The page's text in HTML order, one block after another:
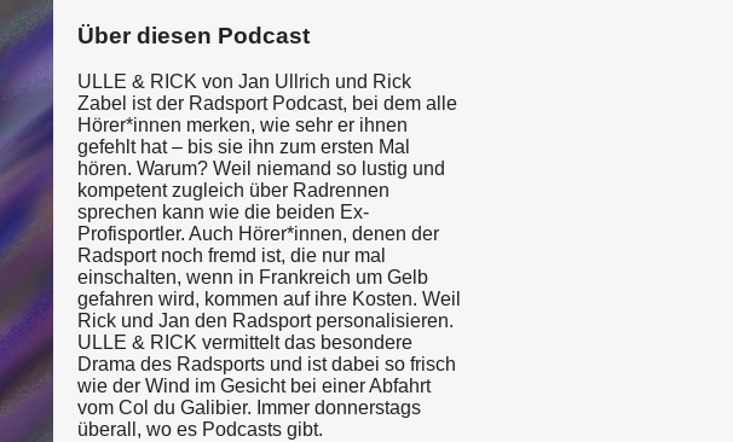
Über diesen Podcast
ULLE & RICK von Jan Ullrich und Rick
Zabel ist der Radsport Podcast, bei dem alle
Hörer*innen merken, wie sehr er ihnen
gefehlt hat – bis sie ihn zum ersten Mal
hören. Warum? Weil niemand so lustig und
kompetent zugleich über Radrennen
sprechen kann wie die beiden Ex-
Profisportler. Auch Hörer*innen, denen der
Radsport noch fremd ist, die nur mal
einschalten, wenn in Frankreich um Gelb
gefahren wird, kommen auf ihre Kosten. Weil
Rick und Jan den Radsport personalisieren.
ULLE & RICK vermittelt das besondere
Drama des Radsports und ist dabei so frisch
wie der Wind im Gesicht bei einer Abfahrt
vom Col du Galibier. Immer donnerstags
überall, wo es Podcasts gibt.